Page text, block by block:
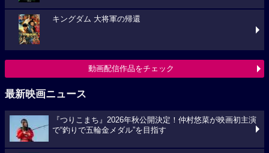
キングダム 大将軍の帰還
動画配信作品をチェック
最新映画ニュース
『つりこまち』2026年秋公開決定！仲村悠菜が映画初主演
で“釣りで五輪金メダル”を目指す